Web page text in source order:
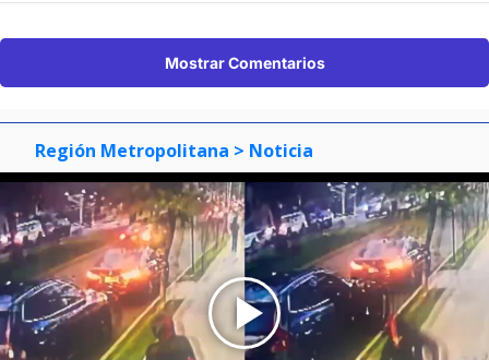
Mostrar Comentarios
Región Metropolitana > Noticia